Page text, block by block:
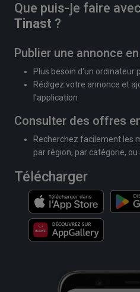
Que puis-je faire
Tinast ?
Publier une annonce
Plus besoin d'un ordinateur
Rédigez votre annonce et
l'application
Consulter des offres
Recherchez facilement les
par région, par catégorie,
Télécharger